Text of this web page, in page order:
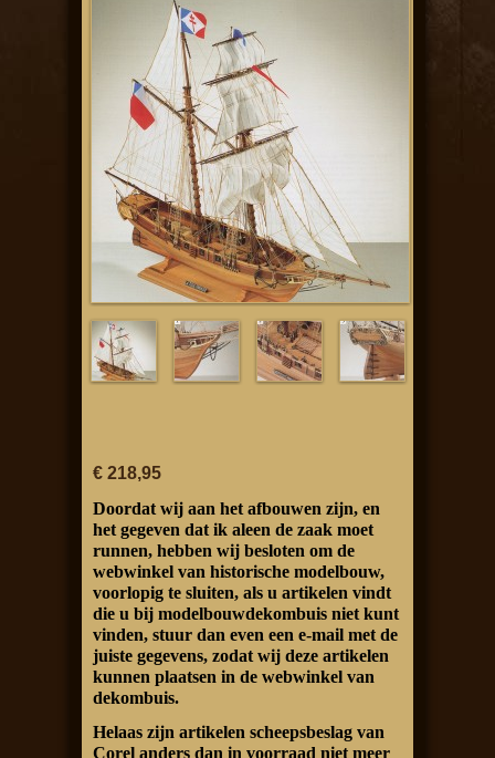
€ 218,95
Doordat wij aan het afbouwen zijn, en
het gegeven dat ik aleen de zaak moet
runnen, hebben wij besloten om de
webwinkel van historische modelbouw,
voorlopig te sluiten, als u artikelen vindt
die u bij modelbouwdekombuis niet kunt
vinden, stuur dan even een e-mail met de
juiste gegevens, zodat wij deze artikelen
kunnen plaatsen in de webwinkel van
dekombuis.
Helaas zijn artikelen scheepsbeslag van
Corel anders dan in voorraad niet meer